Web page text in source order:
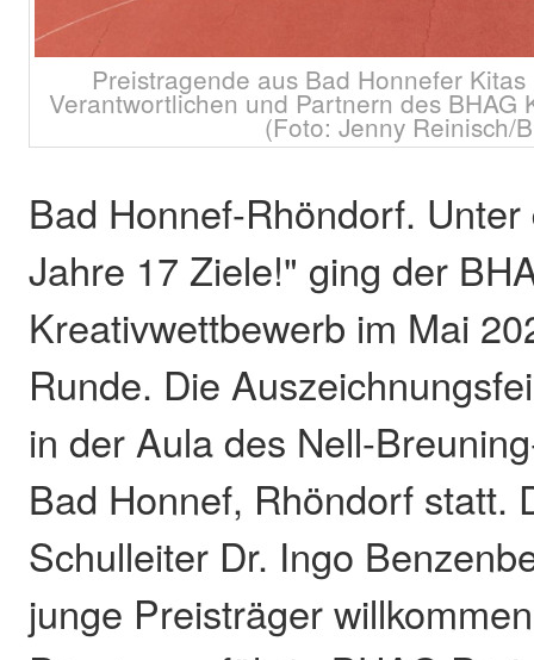
Preistragende aus Bad Honnefer
Verantwortlichen und Partnern des BHAG
(Foto: Jenny Reinisch/
Bad Honnef-Rhöndorf.
Jahre 17 Ziele!" ging der
Kreativwettbewerb im Mai
Runde. Die
in der Aula des Nell-
Bad Honnef, Rhöndorf statt.
Schulleiter Dr. Ingo
junge Preisträger